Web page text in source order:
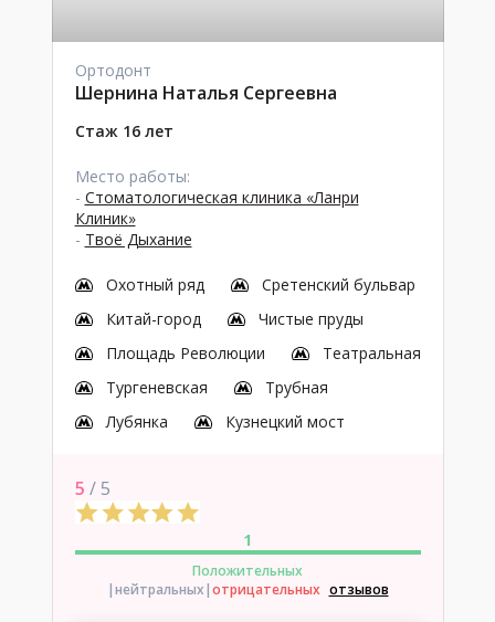
Ортодонт
Шернина Наталья Сергеевна
Стаж 16 лет
Место работы:
- Стоматологическая клиника «Ланри
Клиник»
- Твоё Дыхание
Охотный ряд
Сретенский бульвар
Китай-город
Чистые пруды
Площадь Революции
Театральная
Тургеневская
Трубная
Лубянка
Кузнецкий мост
5 / 5
1
Положительных
|нейтральных|отрицательных отзывов